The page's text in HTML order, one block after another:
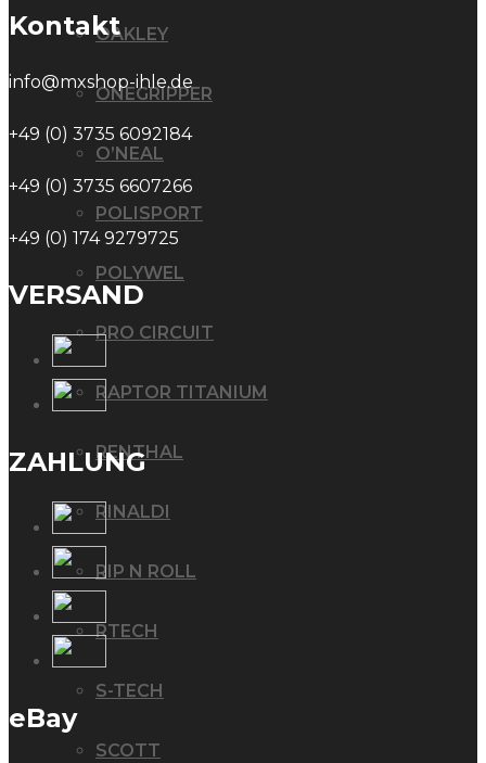
OAKLEY
ONEGRIPPER
O’NEAL
POLISPORT
POLYWEL
PRO CIRCUIT
RAPTOR TITANIUM
RENTHAL
RINALDI
RIP N ROLL
RTECH
S-TECH
SCOTT
Kontakt
info@mxshop-ihle.de
+49 (0) 3735 6092184
+49 (0) 3735 6607266
+49 (0) 174 9279725
VERSAND
ZAHLUNG
eBay